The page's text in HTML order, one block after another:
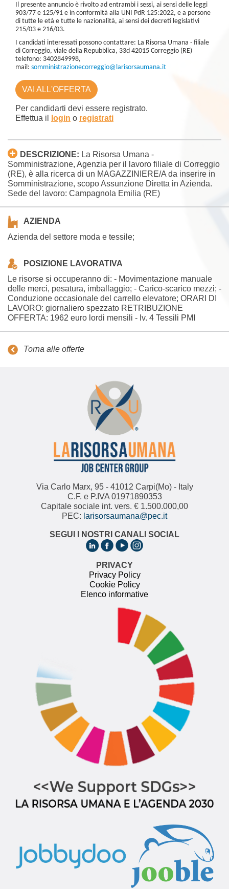
Il presente annuncio è rivolto ad entrambi i sessi, ai sensi delle leggi
903/77 e 125/91 e in conformità alla UNI PdR 125:2022, e a persone
di tutte le età e tutte le nazionalità, ai sensi dei decreti legislativi
215/03 e 216/03.
I candidati interessati possono contattare: La Risorsa Umana - filiale
di Correggio, viale della Repubblica, 33d 42015 Correggio (RE)
telefono: 3402849998,
mail: somministrazionecorreggio@larisorsaumana.it
VAI ALL'OFFERTA
Per candidarti devi essere registrato.
Effettua il
login o registrati
DESCRIZIONE: La Risorsa Umana -
Somministrazione, Agenzia per il lavoro filiale di Correggio
(RE), è alla ricerca di un MAGAZZINIERE/A da inserire in
Somministrazione, scopo Assunzione Diretta in Azienda.
Sede del lavoro: Campagnola Emilia (RE)
AZIENDA
Azienda del settore moda e tessile;
POSIZIONE LAVORATIVA
Le risorse si occuperanno di: - Movimentazione manuale
delle merci, pesatura, imballaggio; - Carico-scarico mezzi; -
Conduzione occasionale del carrello elevatore; ORARI DI
LAVORO: giornaliero spezzato RETRIBUZIONE
OFFERTA: 1962 euro lordi mensili - lv. 4 Tessili PMI
Torna alle offerte
Via Carlo Marx, 95 - 41012 Carpi(Mo) - Italy
C.F. e P.IVA 01971890353
Capitale sociale int. vers. € 1.500.000,00
PEC: larisorsaumana@pec.it
SEGUI I NOSTRI CANALI SOCIAL
PRIVACY
Privacy Policy
Cookie Policy
Elenco informative